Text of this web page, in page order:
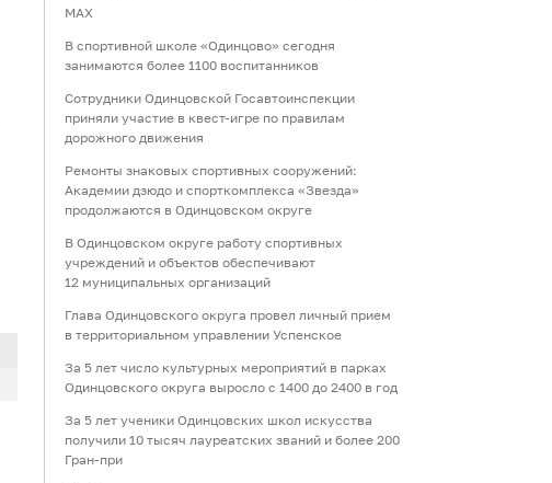
МАХ
В спортивной школе «Одинцово» сегодня
занимаются более 1100 воспитанников
Сотрудники Одинцовской Госавтоинспекции
приняли участие в квест-игре по правилам
дорожного движения
Ремонты знаковых спортивных сооружений:
Академии дзюдо и спорткомплекса «Звезда»
продолжаются в Одинцовском округе
В Одинцовском округе работу спортивных
учреждений и объектов обеспечивают
12 муниципальных организаций
Глава Одинцовского округа провел личный прием
в территориальном управлении Успенское
За 5 лет число культурных мероприятий в парках
Одинцовского округа выросло с 1400 до 2400 в год
За 5 лет ученики Одинцовских школ искусства
получили 10 тысяч лауреатских званий и более 200
Гран-при